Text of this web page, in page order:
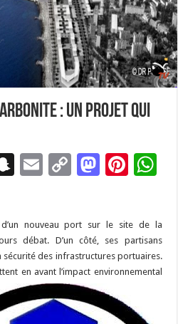
: un projet qui
S
p
c
h
at
E
l
C
y
Li
n
k
M
d
o
n
Pi
es
t
p
p
ar
nouveau port sur le site de la
débat. D’un côté, ses partisans
des infrastructures portuaires.
en avant l’impact environnemental